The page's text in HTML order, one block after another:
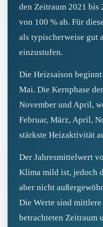
den Zeitraum 2021 bis
von 100 % ab. Für
als typischerweise gut
einzustufen.
Die Heizsaison
Mai. Die Kernphase
November und April,
Februar, März, April,
stärkste Heizaktivität
Der Jahresmittelwert
Klima mild ist, jedoch
aber nicht
Die Werte sind
betrachteten Zeitraum